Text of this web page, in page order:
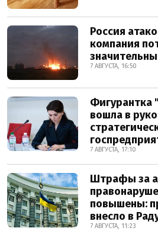
Россия
компания
7 АВГУСТА, 16:50
Фигурантка
вошла в
7 АВГУСТА, 17:10
Штрафы за
повышены:
внесло в
7 АВГУСТА, 11:23